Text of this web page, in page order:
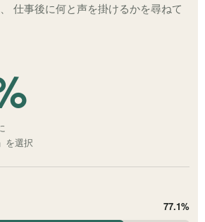
仕事後に何と声を掛けるかを尋ねて
を選択
77.1%